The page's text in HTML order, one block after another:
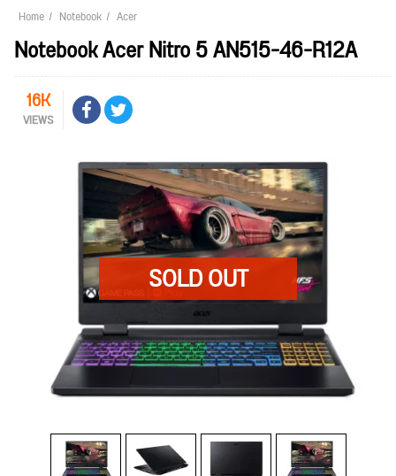
Home Notebook Acer
Notebook Acer Nitro 5 AN515-46-R12A
16K
VIEWS